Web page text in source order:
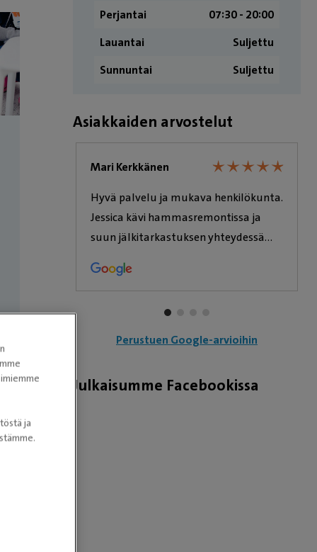
Perjantai
07:30 ­- 20:00
Lauantai
Suljettu
Sunnuntai
Suljettu
Asiakkaiden arvostelut
Mari Kerkkänen ★★★★★
★★★★★
Hyvä palvelu ja mukava henkilökunta.
Jessica kävi hammasremontissa ja
suun jälkitarkastuksen yhteydessä
Perustuen Google-arvioihin
Julkaisumme Facebookissa
ja